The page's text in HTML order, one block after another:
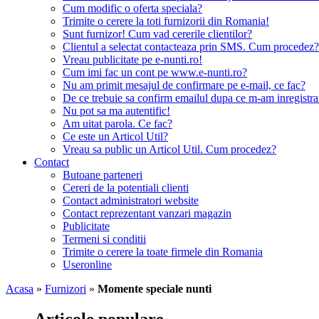
Cum modific o oferta speciala?
Trimite o cerere la toti furnizorii din Romania!
Sunt furnizor! Cum vad cererile clientilor?
Clientul a selectat contacteaza prin SMS. Cum procedez?
Vreau publicitate pe e-nunti.ro!
Cum imi fac un cont pe www.e-nunti.ro?
Nu am primit mesajul de confirmare pe e-mail, ce fac?
De ce trebuie sa confirm emailul dupa ce m-am
Nu pot sa ma autentific!
Am uitat parola. Ce fac?
Ce este un Articol Util?
Vreau sa public un Articol Util. Cum procedez?
Contact
Butoane parteneri
Cereri de la potentiali clienti
Contact administratori website
Contact reprezentant vanzari magazin
Publicitate
Termeni si conditii
Trimite o cerere la toate firmele din Romania
Useronline
Acasa » Furnizori » Momente speciale nunti